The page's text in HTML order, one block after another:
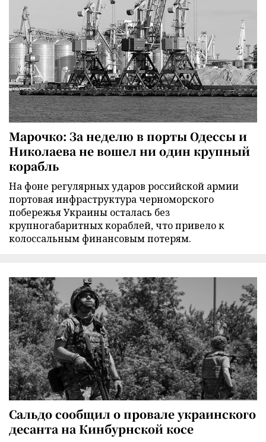
Марочко: За неделю в порты Одессы и
Николаева не вошел ни один крупный
корабль
На фоне регулярных ударов российской армии
портовая инфраструктура черноморского
побережья Украины осталась без
крупногабаритных кораблей, что привело к
колоссальным финансовым потерям.
Сальдо сообщил о провале украинского
десанта на Кинбурнской косе